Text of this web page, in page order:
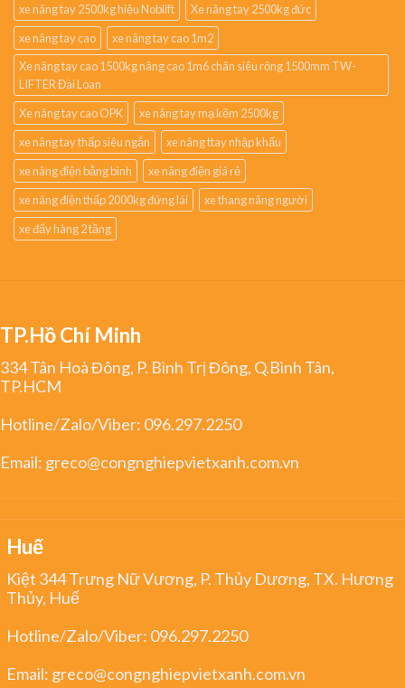
xe nâng tay 2500kg hiệu Noblift
Xe nâng tay 2500kg đức
xe nâng tay cao
xe nâng tay cao 1m2
Xe nâng tay cao 1500kg nâng cao 1m6 chân siêu rộng 1500mm TW-
LIFTER Đài Loan
Xe nâng tay cao OPK
xe nâng tay mạ kẽm 2500kg
xe nâng tay thấp siêu ngắn
xe nâng ttay nhập khẩu
xe nâng điện bằng bình
xe nâng điện giá rẻ
xe nâng điện thấp 2000kg đứng lái
xe thang nâng người
xe đẩy hàng 2 tầng
TP.Hồ Chí Minh
334 Tân Hoà Đông, P. Bình Trị Đông, Q.Bình Tân,
TP.HCM
Hotline/Zalo/Viber: 096.297.2250
Email: greco@congnghiepvietxanh.com.vn
Huế
Kiệt 344 Trưng Nữ Vương, P. Thủy Dương, TX. Hương
Thủy, Huế
Hotline/Zalo/Viber: 096.297.2250
Email: greco@congnghiepvietxanh.com.vn